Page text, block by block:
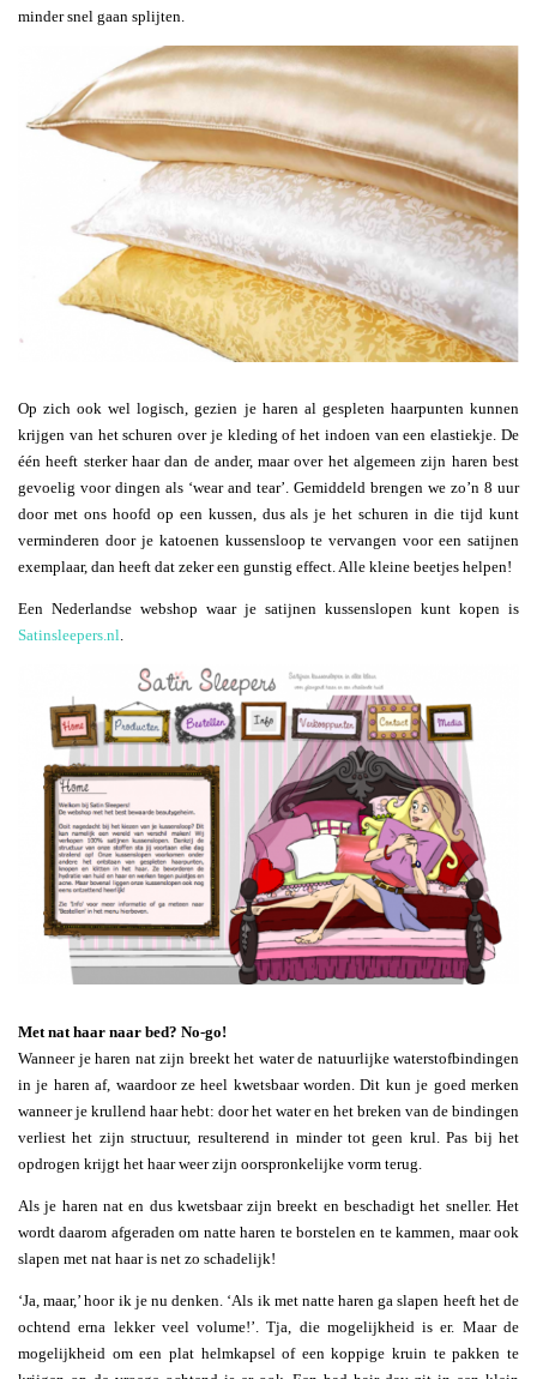
minder snel gaan splijten.
Op zich ook wel logisch, gezien je haren al gespleten haarpunten kunnen
krijgen van het schuren over je kleding of het indoen van een elastiekje. De
één heeft sterker haar dan de ander, maar over het algemeen zijn haren best
gevoelig voor dingen als ‘wear and tear’. Gemiddeld brengen we zo’n 8 uur
door met ons hoofd op een kussen, dus als je het schuren in die tijd kunt
verminderen door je katoenen kussensloop te vervangen voor een satijnen
exemplaar, dan heeft dat zeker een gunstig effect. Alle kleine beetjes helpen!
Een Nederlandse webshop waar je satijnen kussenslopen kunt kopen is
Satinsleepers.nl.
Met nat haar naar bed? No-go!
Wanneer je haren nat zijn breekt het water de natuurlijke waterstofbindingen
in je haren af, waardoor ze heel kwetsbaar worden. Dit kun je goed merken
wanneer je krullend haar hebt: door het water en het breken van de bindingen
verliest het zijn structuur, resulterend in minder tot geen krul. Pas bij het
opdrogen krijgt het haar weer zijn oorspronkelijke vorm terug.
Als je haren nat en dus kwetsbaar zijn breekt en beschadigt het sneller. Het
wordt daarom afgeraden om natte haren te borstelen en te kammen, maar ook
slapen met nat haar is net zo schadelijk!
‘Ja, maar,’ hoor ik je nu denken. ‘Als ik met natte haren ga slapen heeft het de
ochtend erna lekker veel volume!’. Tja, die mogelijkheid is er. Maar de
mogelijkheid om een plat helmkapsel of een koppige kruin te pakken te